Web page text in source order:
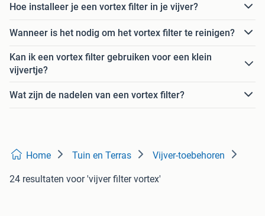
Hoe installeer je een vortex filter in je vijver?
Wanneer is het nodig om het vortex filter te reinigen?
Kan ik een vortex filter gebruiken voor een klein
vijvertje?
Wat zijn de nadelen van een vortex filter?
Home Tuin en Terras Vijver-toebehoren
24 resultaten voor 'vijver filter vortex'